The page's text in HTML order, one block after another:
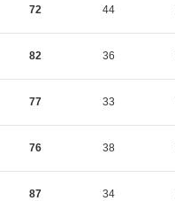
72 44
82 36
77 33
76 38
87 34